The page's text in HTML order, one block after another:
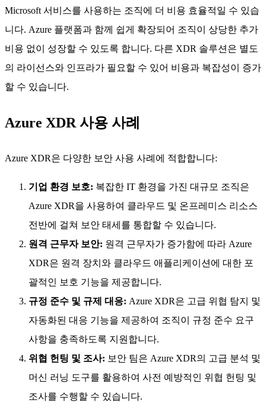
Microsoft 서비스를 사용하는 조직에 더 비용 효율적일 수 있습
니다. Azure 플랫폼과 함께 쉽게 확장되어 조직이 상당한 추가
비용 없이 성장할 수 있도록 합니다. 다른 XDR 솔루션은 별도
의 라이선스와 인프라가 필요할 수 있어 비용과 복잡성이 증가
할 수 있습니다.
Azure XDR 사용 사례
Azure XDR은 다양한 보안 사용 사례에 적합합니다:
기업 환경 보호: 복잡한 IT 환경을 가진 대규모 조직은
Azure XDR을 사용하여 클라우드 및 온프레미스 리소스
전반에 걸쳐 보안 태세를 통합할 수 있습니다.
원격 근무자 보안: 원격 근무자가 증가함에 따라 Azure
XDR은 원격 장치와 클라우드 애플리케이션에 대한 포
괄적인 보호 기능을 제공합니다.
규정 준수 및 규제 대응: Azure XDR은 고급 위협 탐지 및
자동화된 대응 기능을 제공하여 조직이 규정 준수 요구
사항을 충족하도록 지원합니다.
위협 헌팅 및 조사: 보안 팀은 Azure XDR의 고급 분석 및
머신 러닝 도구를 활용하여 사전 예방적인 위협 헌팅 및
조사를 수행할 수 있습니다.